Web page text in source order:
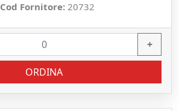
Cod Fornitore: 20732
+
ORDINA